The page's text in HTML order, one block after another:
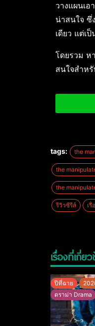
วางแผนเ
น่าสนใจ ซึ่
เดียว แต่เ
โดยรวม ห
สนใจสำห
tags: the
the
the
รีวิวซีรีส์ เ
เรื่องที่เกี่ย
ปีที่ฉาย
ดราม่า Drama